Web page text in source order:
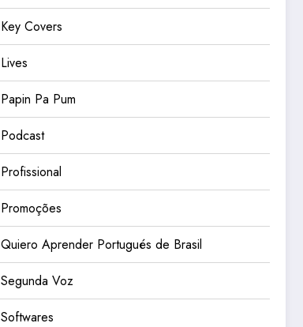
Key Covers
Lives
Papin Pa Pum
Podcast
Profissional
Promoções
Quiero Aprender Portugués de Brasil
Segunda Voz
Softwares